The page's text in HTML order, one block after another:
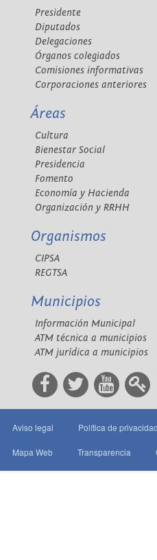
Presidente
Diputados
Delegaciones
Órganos colegiados
Comisiones informativas
Corporaciones anteriores
Áreas
Cultura
Bienestar Social
Presidencia
Fomento
Economía y Hacienda
Organización y RRHH
Organismos
CIPSA
REGTSA
Municipios
Información Municipal
ATM técnica a municipios
ATM jurídica a municipios
Aviso legal Política de privacidad
Mapa Web Transparencia